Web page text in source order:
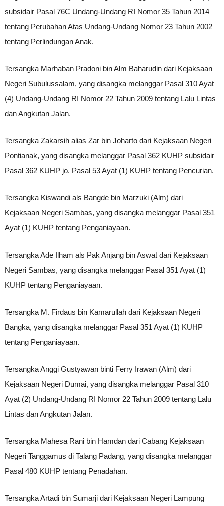
subsidair Pasal 76C Undang-Undang RI Nomor 35 Tahun 2014
tentang Perubahan Atas Undang-Undang Nomor 23 Tahun 2002
tentang Perlindungan Anak.
Tersangka Marhaban Pradoni bin Alm Baharudin dari Kejaksaan
Negeri Subulussalam, yang disangka melanggar Pasal 310 Ayat
(4) Undang-Undang RI Nomor 22 Tahun 2009 tentang Lalu Lintas
dan Angkutan Jalan.
Tersangka Zakarsih alias Zar bin Joharto dari Kejaksaan Negeri
Pontianak, yang disangka melanggar Pasal 362 KUHP subsidair
Pasal 362 KUHP jo. Pasal 53 Ayat (1) KUHP tentang Pencurian.
Tersangka Kiswandi als Bangde bin Marzuki (Alm) dari
Kejaksaan Negeri Sambas, yang disangka melanggar Pasal 351
Ayat (1) KUHP tentang Penganiayaan.
Tersangka Ade Ilham als Pak Anjang bin Aswat dari Kejaksaan
Negeri Sambas, yang disangka melanggar Pasal 351 Ayat (1)
KUHP tentang Penganiayaan.
Tersangka M. Firdaus bin Kamarullah dari Kejaksaan Negeri
Bangka, yang disangka melanggar Pasal 351 Ayat (1) KUHP
tentang Penganiayaan.
Tersangka Anggi Gustyawan binti Ferry Irawan (Alm) dari
Kejaksaan Negeri Dumai, yang disangka melanggar Pasal 310
Ayat (2) Undang-Undang RI Nomor 22 Tahun 2009 tentang Lalu
Lintas dan Angkutan Jalan.
Tersangka Mahesa Rani bin Hamdan dari Cabang Kejaksaan
Negeri Tanggamus di Talang Padang, yang disangka melanggar
Pasal 480 KUHP tentang Penadahan.
Tersangka Artadi bin Sumarji dari Kejaksaan Negeri Lampung